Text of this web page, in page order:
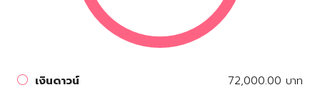
เงินดาวน์ 72,000.00 บาท